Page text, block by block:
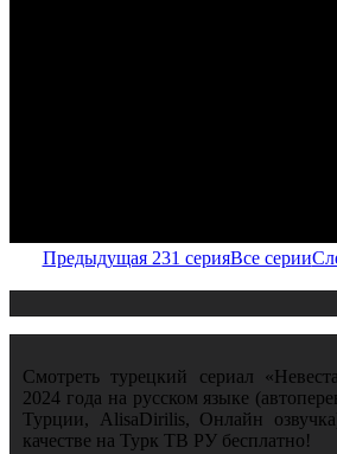
Предыдущая 231 серияВсе серии
Смотреть турецкий сериал
2024 года на русском языке
Турции, AlisaDirilis, Онлайн
качестве на Турк ТВ РУ бесплатно!